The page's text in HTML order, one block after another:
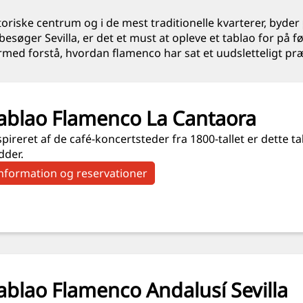
centrum og i de mest traditionelle kvarterer,
Sevilla, er det et must at opleve et tablao for
forstå, hvordan flamenco har sat et uudsletteligt
Flamenco La Cantaora
af de café-koncertsteder fra 1800-tallet er dette
og reservationer
Flamenco Andalusí Sevilla